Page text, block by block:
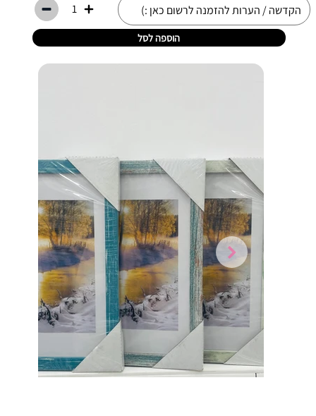
1
הוספה לסל